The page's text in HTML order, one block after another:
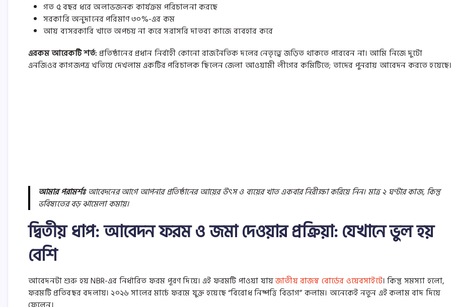
গত ৫ বছর ধরে অলাভজনক কার্যক্রম পরিচালনা করছে
সরকারি অনুদানের পরিমাণ ৩০%-এর কম
আয় ব্যসরকারি খাতে অপচয় না করে সরাসরি দাতব্য কাজে ব্যবহার করে
এরকম আরেকটি শর্ত:প্রতিষ্ঠানের প্রধান নির্বাহী কোনো রাজনৈতিক দলের নেতৃত্বে জড়িত থাকতে পারবেন না। আমি নিজে দুটো
এনজিওর কাগজপত্র খতিয়ে দেখলাম একটির পরিচালক ছিলেন জেলা আওয়ামী লীগের কমিটিতে; তাদের পুনরায় আবেদন করতে
আমার পরামর্শঃআবেদনের আগে আপনার প্রতিষ্ঠানের আয়ের উৎস ও ব্যয়ের খাত একবার নিরীক্ষা করিয়ে নিন। মাত্র ২ ঘণ্টার কাজ, কিন্তু
ভবিষ্যতের বড় ঝামেলা কমায়।
দ্বিতীয় ধাপ: আবেদন ফরম ও জমা দেওয়ার প্রক্রিয়া: যেখানে ভুল হয়
বেশি
আবেদনটা শুরু হয় NBR-এর নির্ধারিত ফরম পূরণ দিয়ে। এই ফরমটি পাওয়া যায়জাতীয় রাজস্ব বোর্ডের ওয়েবসাইটে। কিন্তু সমস্যা হলো,
ফরমটি প্রতিবছর বদলায়। ২০২৬ সালের মার্চে ফরমে যুক্ত হয়েছে “বিরোধ নিষ্পত্তি বিভাগ” কলাম। অনেকেই নতুন এই কলাম বাদ দিয়ে